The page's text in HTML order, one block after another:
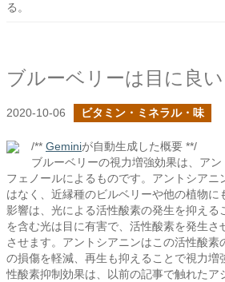
る。
ブルーベリーは目に良
2020-10-06 ビタミン・ミネラル・味
/** Geminiが自動生成した概要 **/
ブルーベリーの視力増強効果は、ア
フェノールによるものです。アントシアニ
はなく、近縁種のビルベリーや他の植物に
影響は、光による活性酸素の発生を抑える
を含む光は目に有害で、活性酸素を発生さ
させます。アントシアニンはこの活性酸素
の損傷を軽減、再生も抑えることで視力増
性酸素抑制効果は、以前の記事で触れたア